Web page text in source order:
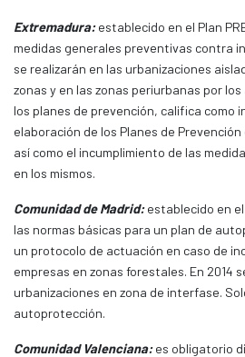
Extremadura:establecido en el Plan
medidas generales preventivas contra
se realizarán en las urbanizaciones
zonas y en las zonas periurbanas por
los planes de prevención, califica como
elaboración de los Planes de
así como el incumplimiento de las
en los mismos.
Comunidad de Madrid:establecido en el
las normas básicas para un plan de
un protocolo de actuación en caso de
empresas en zonas forestales. En 2014
urbanizaciones en zona de interfase.
autoprotección.
Comunidad Valenciana:es obligatorio